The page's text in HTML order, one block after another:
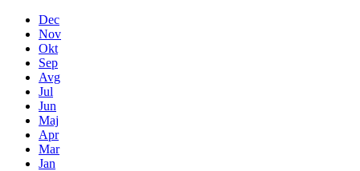
Dec
Nov
Okt
Sep
Avg
Jul
Jun
Maj
Apr
Mar
Jan